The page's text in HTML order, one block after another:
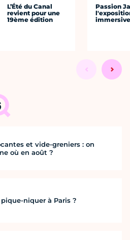
L’Été du Canal
revient pour une
19ème édition
Passion
et vide-greniers : on
où en août ?
niquer à Paris ?